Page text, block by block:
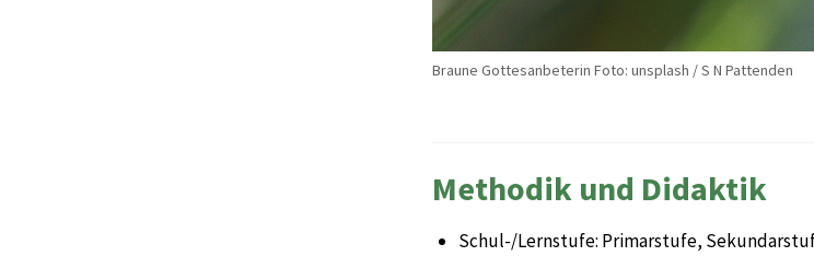
Braune Gottesanbeterin Foto: unsplash / S N Pattenden
Methodik und Didaktik
Schul-/Lernstufe: Primarstufe,